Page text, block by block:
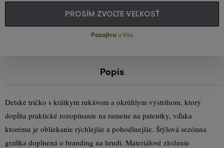
PROSÍM ZVOĽTE VEĽKOSŤ
Pozajtra u Vás
Popis
Detské tričko s krátkym rukávom a okrúhlym výstrihom, ktorý
dopĺňa praktické rozopínanie na ramene na patentky, vďaka
ktorému je obliekanie rýchlejšie a pohodlnejšie. Štýlová sezónna
grafika doplnená o branding na hrudi. Materiálové zloženie